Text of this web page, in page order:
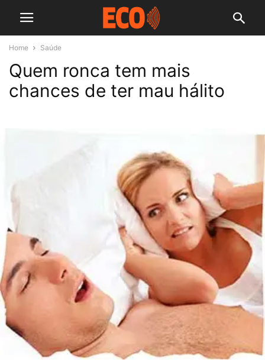
Home Saúde
Quem ronca tem mais
chances de ter mau hálito